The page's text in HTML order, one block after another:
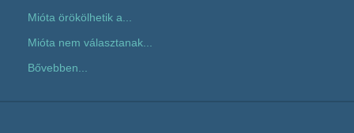
Mióta örökölhetik a...
Mióta nem választanak...
Bővebben...